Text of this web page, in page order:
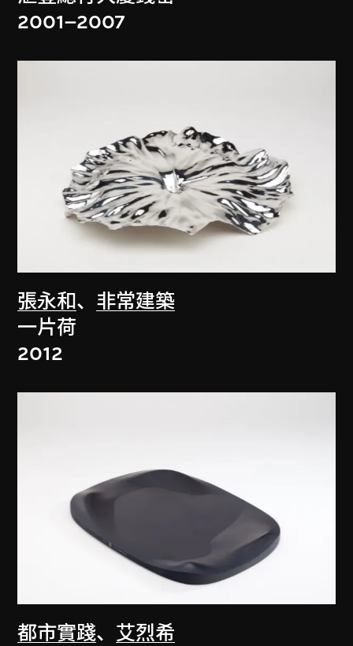
2001–2007
張永和、 非常建築
一片荷
2012
都市實踐、 艾烈希